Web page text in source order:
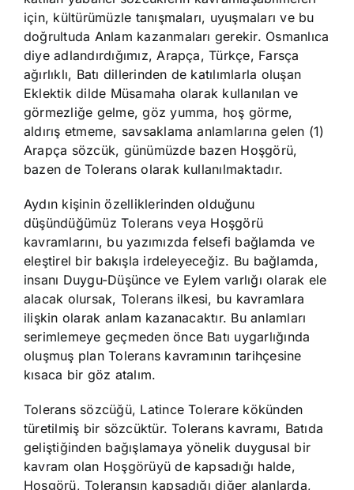
için, kültürümüzle tanışmaları, uyuşmaları ve bu
doğrultuda Anlam kazanmaları gerekir. Osmanlıca
diye adlandırdığımız, Arapça, Türkçe, Farsça
ağırlıklı, Batı dillerinden de katılımlarla oluşan
Eklektik dilde Müsamaha olarak kullanılan ve
görmezliğe gelme, göz yumma, hoş görme,
aldırış etmeme, savsaklama anlamlarına gelen (1)
Arapça sözcük, günümüzde bazen Hoşgörü,
bazen de Tolerans olarak kullanılmaktadır.
Aydın kişinin özelliklerinden olduğunu
düşündüğümüz Tolerans veya Hoşgörü
kavramlarını, bu yazımızda felsefi bağlamda ve
eleştirel bir bakışla irdeleyeceğiz. Bu bağlamda,
insanı Duygu-Düşünce ve Eylem varlığı olarak ele
alacak olursak, Tolerans ilkesi, bu kavramlara
ilişkin olarak anlam kazanacaktır. Bu anlamları
serimlemeye geçmeden önce Batı uygarlığında
oluşmuş plan Tolerans kavramının tarihçesine
kısaca bir göz atalım.
Tolerans sözcüğü, Latince Tolerare kökünden
türetilmiş bir sözcüktür. Tolerans kavramı, Batıda
geliştiğinden bağışlamaya yönelik duygusal bir
kavram olan Hoşgörüyü de kapsadığı halde,
Hoşgörü, Toleransın kapsadığı diğer alanlarda,